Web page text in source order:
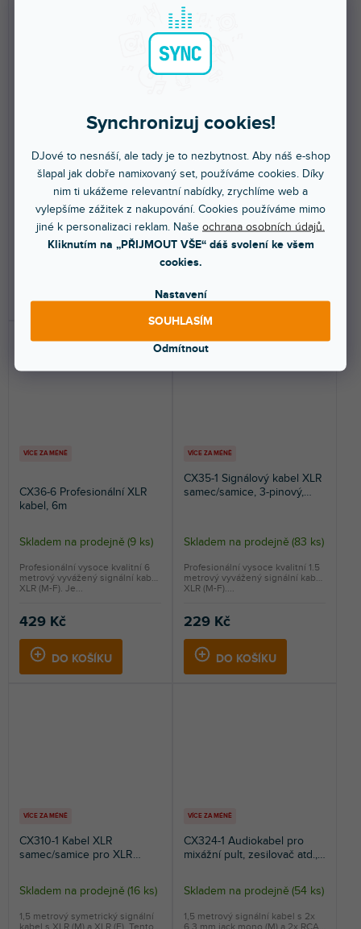
Synchronizuj cookies!
DJové to nesnáší, ale tady je to nezbytnost. Aby náš e-shop
šlapal jak dobře namixovaný set, používáme cookies. Díky
nim ti ukážeme relevantní nabídky, zrychlíme web a
vylepšíme zážitek z nakupování. Cookies používáme mimo
jiné k personalizaci reklam. Naše ochrana osobních údajů.
Kliknutím na „PŘIJMOUT VŠE“ dáš svolení ke všem
cookies.
Nastavení
Odmítnout
SOUHLASÍM
CX100-3 DMX kabel, XLR
samec/samice, 3-pinový, 3m
Skladem na prodejně (57 ks)
Profesionální signální DMX kabel
3-pin XLR (M) - 3-pin XLR (F).
Délka 3 m.
CX100-6 DMX kabel, XLR
Průměrné
hodnocení
produktu
je
5,0
z
5
hvězdiček.
Skladem na prodejně(51 ks)
329 Kč
Profesionální signální DMX kabel
3-pin XLR (M) - 3-pin XLR (F).
Délka 6 m.
VÍCE ZA MÉNĚ
CX36-6 Profesionální XLR
kabel, 6m
Průměrné
hodnocení
produktu
5,0
hvězdiček.
Skladem na prodejně (9 ks)
429 Kč
DO KOŠÍKU
Profesionální vysoce kvalitní 6
metrový vyvážený signální kabel
XLR (M-F). Je...
VÍCE ZA MÉNĚ
CX35-1 Signálový kabel XLR
samec/samice, 3-pinový,
Skladem na prodejně (83 ks)
229 Kč
DO KOŠÍKU
Profesionální vysoce kvalitní 1.5
metrový vyvážený signální kabel
XLR (M-F)....
VÍCE ZA MÉNĚ
CX310-1 Kabel XLR
samec/samice pro XLR
Průměrné
hodnocení
Skladem na prodejně (16 ks)
1,5 metrový symetrický signální
VÍCE ZA MÉNĚ
CX324-1 Audiokabel pro
mixážní pult, zesilovač atd.,
Průměrné
hodnocení
Skladem na prodejně (54 ks)
1,5 metrový signální kabel s 2x